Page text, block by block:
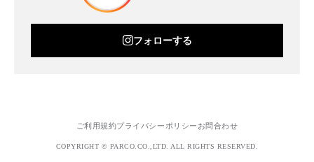
フォローする
ご利用規約プライバシーポリシー お問合わせ
COPYRIGHT © PARCO.CO.,LTD. ALL RIGHTS RESERVED.